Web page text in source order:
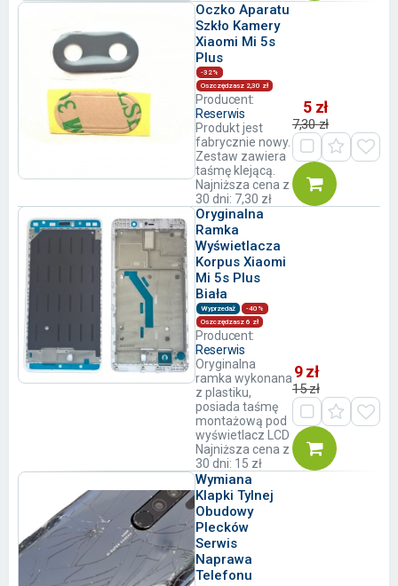
Oczko Aparatu
Szkło Kamery
Xiaomi Mi 5s
Plus
-32%
Oszczędzasz 2,30 zł
Producent:
Reserwis
Produkt jest
fabrycznie nowy.
Zestaw zawiera
taśmę klejącą.
Najniższa cena z
30 dni: 7,30 zł
5 zł
7,30 zł
Oryginalna
Ramka
Wyświetlacza
Korpus Xiaomi
Mi 5s Plus
Biała
Wyprzedaż
-40%
Oszczędzasz 6 zł
Producent:
Reserwis
Oryginalna
ramka wykonana
z plastiku,
posiada taśmę
montażową pod
wyświetlacz LCD
Najniższa cena z
30 dni: 15 zł
9 zł
15 zł
Wymiana
Klapki Tylnej
Obudowy
Plecków
Serwis
Naprawa
Telefonu